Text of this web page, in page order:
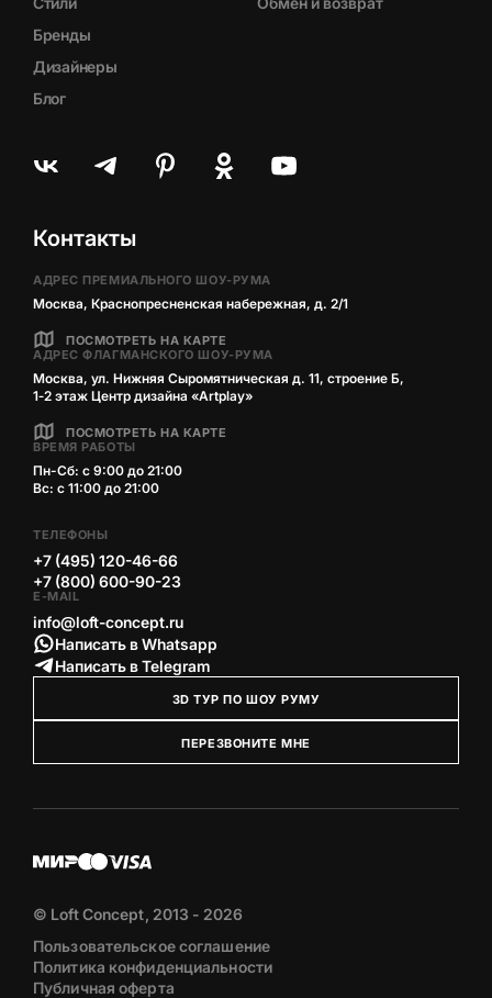
Бренды
Дизайнеры
Блог
Контакты
АДРЕС ПРЕМИАЛЬНОГО ШОУ-РУМА
Москва, Краснопресненская набережная, д. 2/1
ПОСМОТРЕТЬ НА КАРТЕ
АДРЕС ФЛАГМАНСКОГО ШОУ-РУМА
Москва, ул. Нижняя Сыромятническая д. 11, строение Б,
1‑2 этаж Центр дизайна «Artplay»
ПОСМОТРЕТЬ НА КАРТЕ
ВРЕМЯ РАБОТЫ
Пн-Сб: с 9:00 до 21:00
Вс: с 11:00 до 21:00
ТЕЛЕФОНЫ
+7 (495) 120-46-66
+7 (800) 600-90-23
E-MAIL
info@loft-concept.ru
Написать в Whatsapp
Написать в Telegram
3D ТУР ПО ШОУ РУМУ
ПЕРЕЗВОНИТЕ МНЕ
© Loft Concept, 2013 - 2026
Пользовательское соглашение
Политика конфиденциальности
Публичная оферта